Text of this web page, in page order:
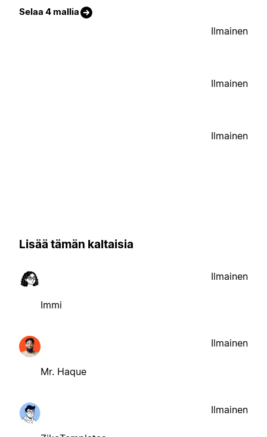
Selaa 4 mallia
Ilmainen
Ilmainen
Ilmainen
Lisää tämän kaltaisia
Immi
Ilmainen
Mr. Haque
Ilmainen
Ilmainen